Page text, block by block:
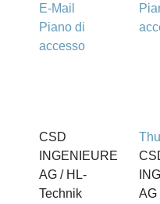
E-Mail
Piano di
accesso
CSD
INGENIEURE
AG / HL-
Technik
AG